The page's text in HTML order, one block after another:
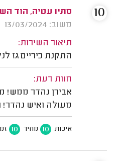
סתיו עטיה, הוד
משוב: 13/03/2024
תיאור השירות:
התקנת כיריים גז
חוות דעת:
אבירן נהדר ממש!
מעולה ואיש נהדר!
איכות 10 מחיר 10
10